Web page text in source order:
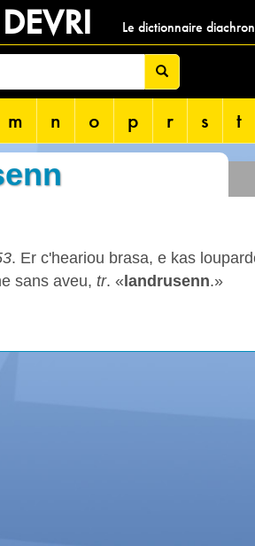
DEVRI Le dictionnaire
m n o p r s t
. Er c'heariou brasa, e kas
sans aveu, tr. « landrusenn.»